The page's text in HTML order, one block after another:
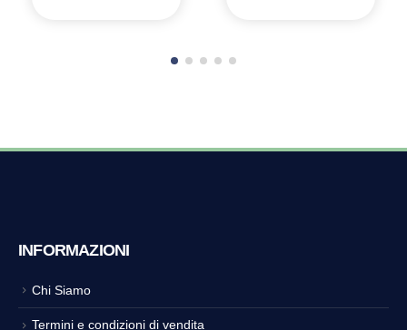
INFORMAZIONI
Chi Siamo
Termini e condizioni di vendita